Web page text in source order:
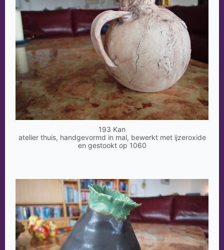
193 Kan
atelier thuis, handgevormd in mal, bewerkt met ijzeroxide
en gestookt op 1060